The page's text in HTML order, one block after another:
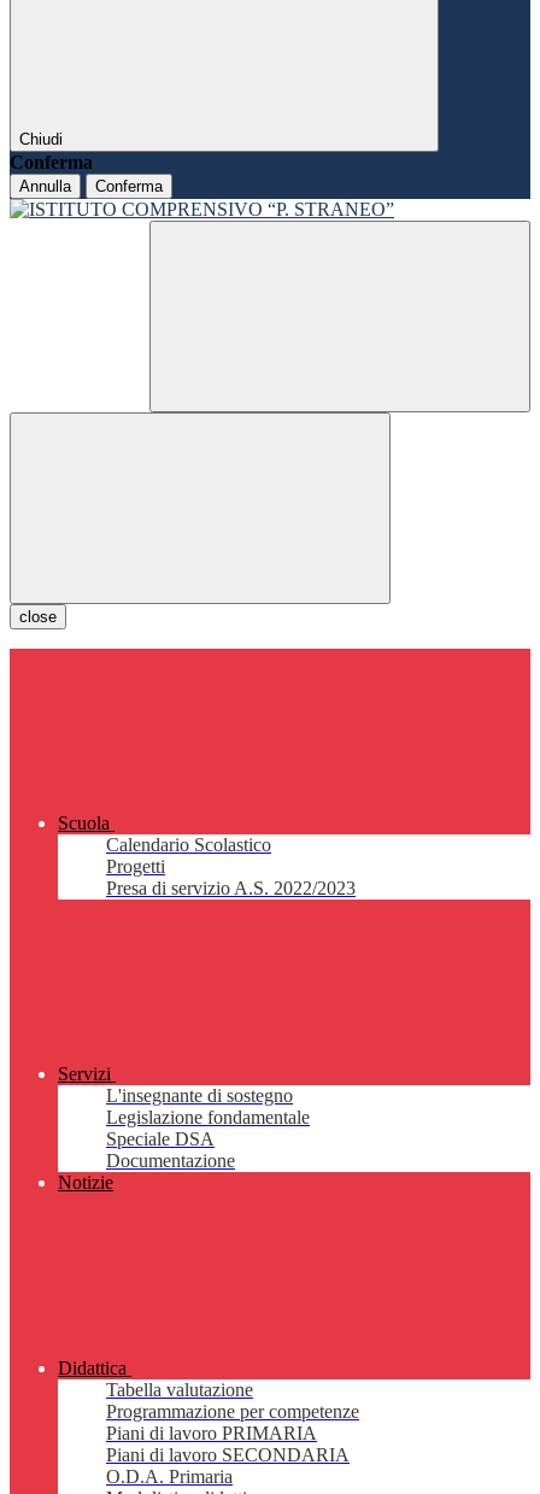
Chiudi
Conferma
Annulla Conferma
close
Scuola
Calendario Scolastico
Progetti
Presa di servizio A.S. 2022/2023
Servizi
L'insegnante di sostegno
Legislazione fondamentale
Speciale DSA
Documentazione
Notizie
Didattica
Tabella valutazione
Programmazione per competenze
Piani di lavoro PRIMARIA
Piani di lavoro SECONDARIA
O.D.A. Primaria